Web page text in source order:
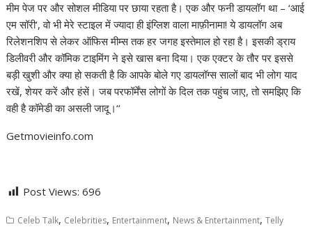
मीम पेज पर और सोशल मीडिया पर छाया रहता है। एक और फनी डायलॉग था – ‘आई
एम सॉरी‘, वो भी मेरे स्टाइल में ज्यादा ही इंग्लिश वाला माफ़ीनामा! ये डायलॉग अब
रिलेशनशिप से लेकर ऑफिस मीम्स तक हर जगह इस्तेमाल हो रहा है। इसकी ड्राय
डिलीवरी और कॉमिक टाइमिंग ने इसे खास बना दिया। एक एक्टर के तौर पर इससे
बड़ी खुशी और क्या हो सकती है कि आपके बोले गए डायलॉग्स सालों बाद भी लोग याद
रखें, शेयर करें और हंसें। जब परफॉर्मेंस लोगों के दिल तक पहुंच जाए, तो समझिए कि
वही है कॉमेडी का असली जादू।‘‘
Getmovieinfo.com
Post Views: 696
Celeb Talk, Celebrities, Entertainment, News & Entertainment,Telly